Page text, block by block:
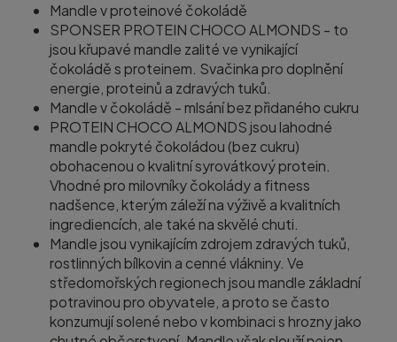
Mandle v proteinové čokoládě
SPONSER PROTEIN CHOCO ALMONDS - to
jsou křupavé mandle zalité ve vynikající
čokoládě s proteinem. Svačinka pro doplnění
energie, proteinů a zdravých tuků.
Mandle v čokoládě - mlsání bez přidaného cukru
PROTEIN CHOCO ALMONDS jsou lahodné
mandle pokryté čokoládou (bez cukru)
obohacenou o kvalitní syrovátkový protein.
Vhodné pro milovníky čokolády a fitness
nadšence, kterým záleží na výživě a kvalitních
ingrediencích, ale také na skvělé chuti.
Mandle jsou vynikajícím zdrojem zdravých tuků,
rostlinných bílkovin a cenné vlákniny. Ve
středomořských regionech jsou mandle základní
potravinou pro obyvatele, a proto se často
konzumují solené nebo v kombinaci s hrozny jako